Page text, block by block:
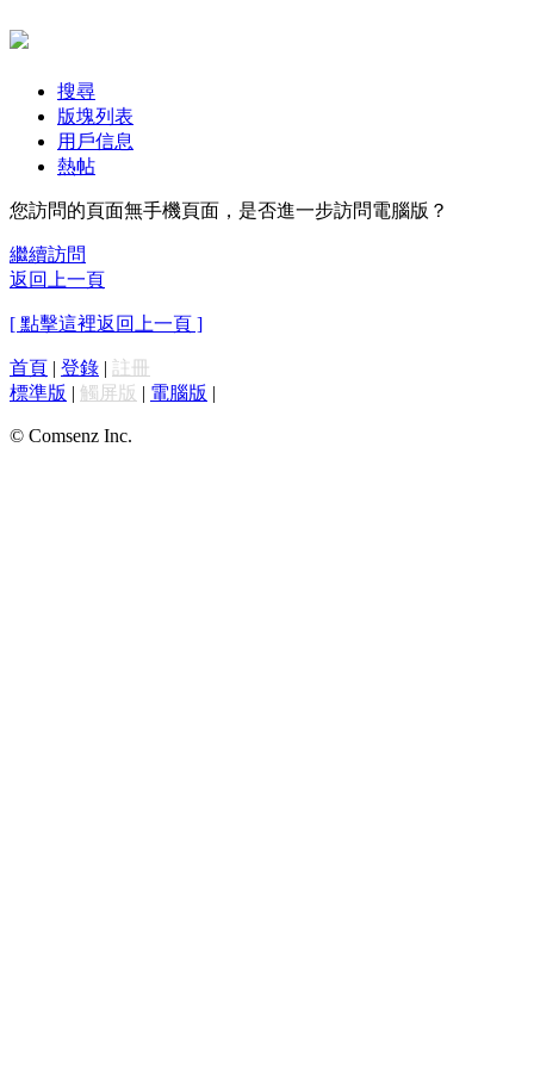
搜尋
版塊列表
用戶信息
熱帖
您訪問的頁面無手機頁面，是否進一步訪問電腦版？
繼續訪問
返回上一頁
[ 點擊這裡返回上一頁 ]
首頁 | 登錄 | 註冊
標準版 | 觸屏版 | 電腦版 |
© Comsenz Inc.